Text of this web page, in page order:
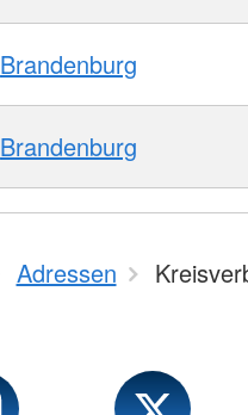
Brandenburg
Brandenburg
Adressen